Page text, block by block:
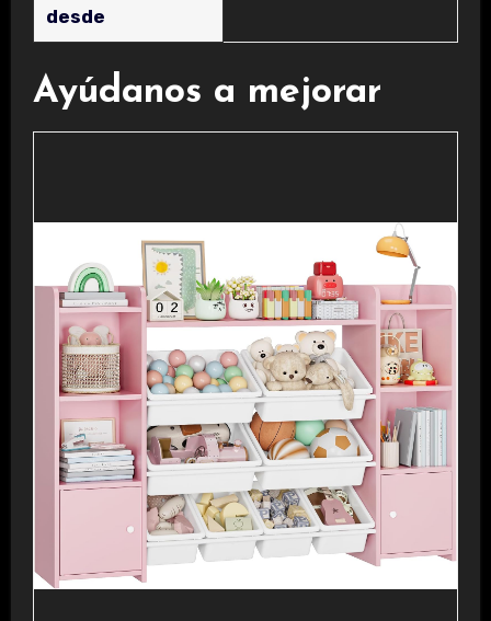
desde
Ayúdanos a mejorar